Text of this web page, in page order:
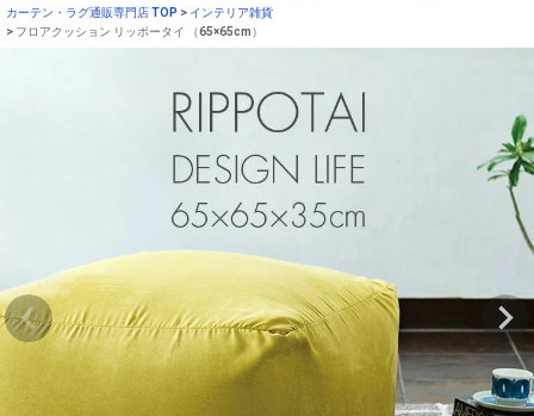
カーテン・ラグ通販専門店 TOP
インテリア雑貨
フロアクッション リッポータイ （65×65cm）